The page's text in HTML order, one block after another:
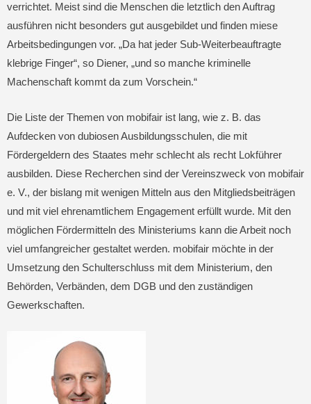
verrichtet. Meist sind die Menschen die letztlich den Auftrag
ausführen nicht besonders gut ausgebildet und finden miese
Arbeitsbedingungen vor. „Da hat jeder Sub-Weiterbeauftragte
klebrige Finger“, so Diener, „und so manche kriminelle
Machenschaft kommt da zum Vorschein.“
Die Liste der Themen von mobifair ist lang, wie z. B. das
Aufdecken von dubiosen Ausbildungsschulen, die mit
Fördergeldern des Staates mehr schlecht als recht Lokführer
ausbilden. Diese Recherchen sind der Vereinszweck von mobifair
e. V., der bislang mit wenigen Mitteln aus den Mitgliedsbeiträgen
und mit viel ehrenamtlichem Engagement erfüllt wurde. Mit den
möglichen Fördermitteln des Ministeriums kann die Arbeit noch
viel umfangreicher gestaltet werden. mobifair möchte in der
Umsetzung den Schulterschluss mit dem Ministerium, den
Behörden, Verbänden, dem DGB und den zuständigen
Gewerkschaften.